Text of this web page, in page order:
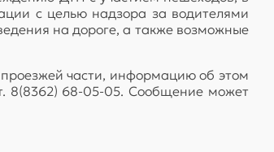
с целью надзора за водителями
на дороге, а также возможные
части, информацию об этом
8(8362) 68-05-05. Сообщение может